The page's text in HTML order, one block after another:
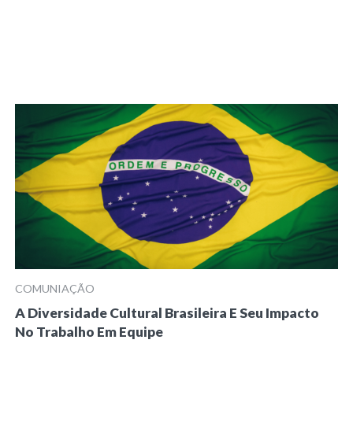
COMUNIAÇÃO
A Diversidade Cultural Brasileira E Seu Impacto
No Trabalho Em Equipe